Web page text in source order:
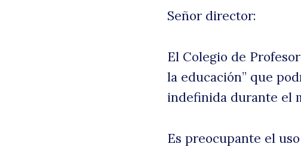
Señor director:
El Colegio de
la educación” que
indefinida durante el
Es preocupante el